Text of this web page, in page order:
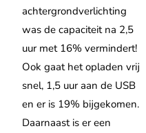
achtergrondverlichting
was de capaciteit na 2,5
uur met 16% vermindert!
Ook gaat het opladen vrij
snel, 1,5 uur aan de USB
en er is 19% bijgekomen.
Daarnaast is er een